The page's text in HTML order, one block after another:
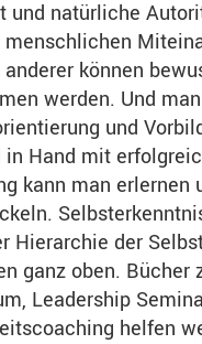
und natürliche
können
werden. Und
und
in Hand mit
kann man erlernen
Hierarchie der
ganz oben. Bücher
Leadership
helfen